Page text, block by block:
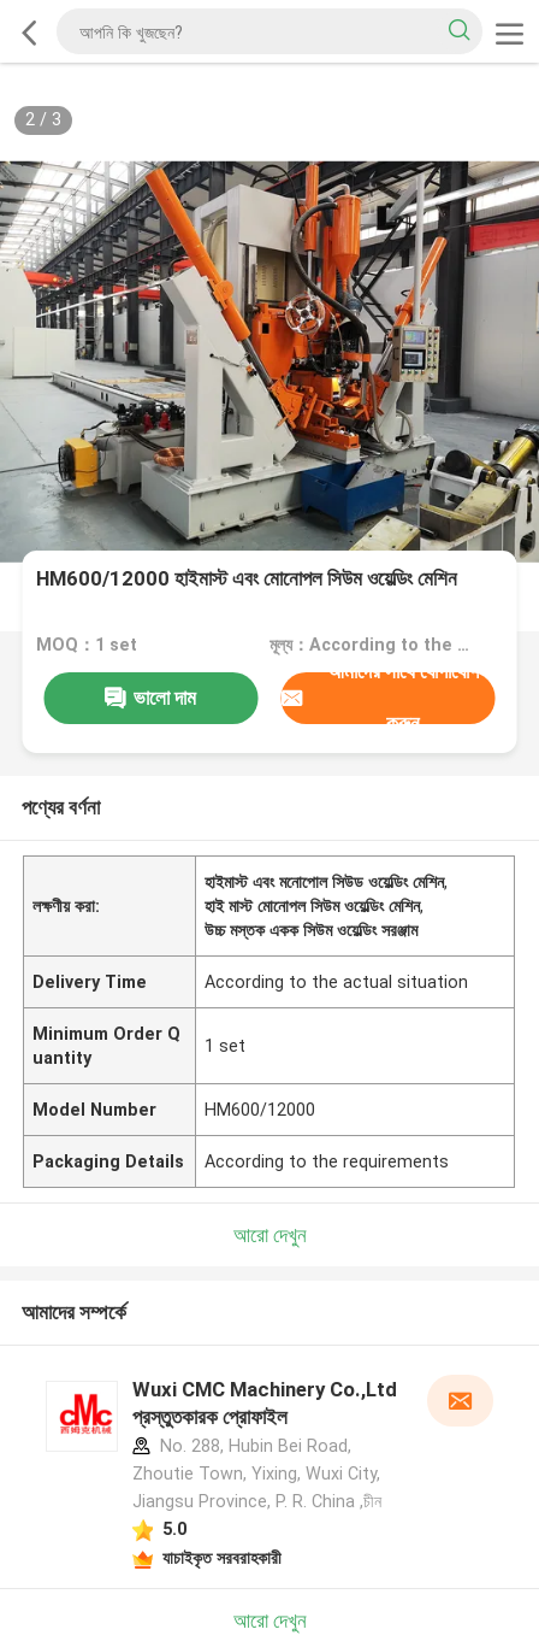
2/ 3
HM600/12000 হাইমাস্ট এবং মোনোপল সিউম ওয়েল্ডিং মেশিন
MOQ：1 set মূল্য：According to the machine requirements
ভালো দাম
আমাদের সাথে যোগাযোগ
করুন
পণ্যের বর্ণনা
লক্ষণীয় করা:
হাইমাস্ট এবং মনোপোল সিউড ওয়েল্ডিং মেশিন,
হাই মাস্ট মোনোপল সিউম ওয়েল্ডিং মেশিন,
উচ্চ মস্তক একক সিউম ওয়েল্ডিং সরঞ্জাম
Delivery Time According to the actual situation
Minimum Order Q
uantity
1 set
Model Number HM600/12000
Packaging Details According to the requirements
আরো দেখুন
আমাদের সম্পর্কে
Wuxi CMC Machinery Co.,Ltd
প্রস্তুতকারক প্রোফাইল
No. 288, Hubin Bei Road,
Zhoutie Town, Yixing, Wuxi City,
Jiangsu Province, P. R. China ,চীন
5.0
যাচাইকৃত সরবরাহকারী
আরো দেখুন